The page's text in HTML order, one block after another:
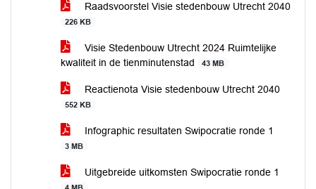
Raadsvoorstel Visie stedenbouw Utrecht 2040
226 KB
Visie Stedenbouw Utrecht 2024 Ruimtelijke
kwaliteit in de tienminutenstad
43 MB
Reactienota Visie stedenbouw Utrecht 2040
552 KB
Infographic resultaten Swipocratie ronde 1
3 MB
Uitgebreide uitkomsten Swipocratie ronde 1